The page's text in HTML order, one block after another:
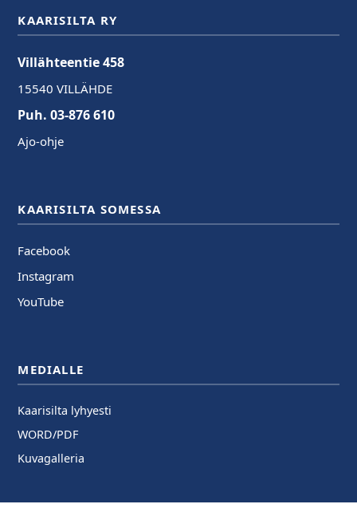
KAARISILTA RY
Villähteentie 458
15540 VILLÄHDE
Puh. 03-876 610
Ajo-ohje
KAARISILTA SOMESSA
Facebook
Instagram
YouTube
MEDIALLE
Kaarisilta lyhyesti
WORD/PDF
Kuvagalleria